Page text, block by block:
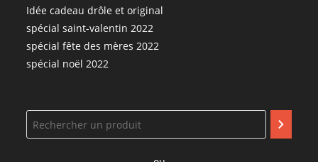
Idée cadeau drôle et original
spécial saint-valentin 2022
spécial fête des mères 2022
spécial noël 2022